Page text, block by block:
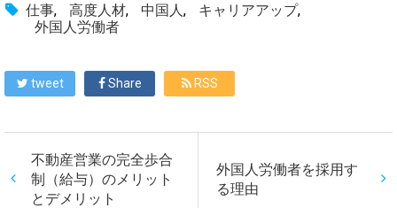
仕事, 高度人材, 中国人 , キャリアアップ,
外国人労働者
tweet Share RSS
不動産営業の完全歩合
制（給与）のメリット
とデメリット
外国人労働者を採用す
る理由